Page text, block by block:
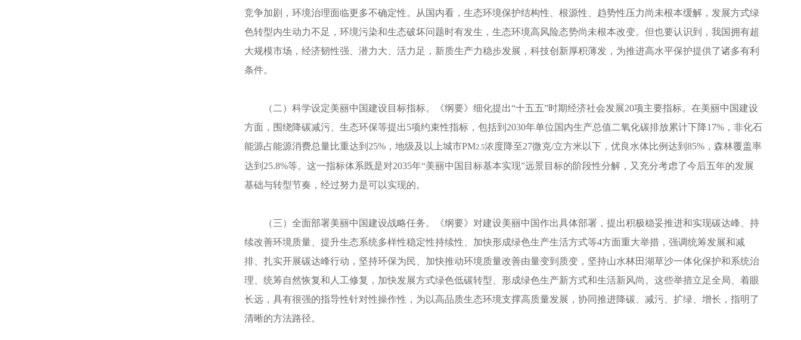
竞争加剧，环境治理面临更多不确定性。从国内看，生态环境保护结构性、根源性、趋势性压力尚未根本缓解，发展方式绿
色转型内生动力不足，环境污染和生态破坏问题时有发生，生态环境高风险态势尚未根本改变。但也要认识到，我国拥有超
大规模市场，经济韧性强、潜力大、活力足，新质生产力稳步发展，科技创新厚积薄发，为推进高水平保护提供了诸多有利
条件。
（二）科学设定美丽中国建设目标指标。《纲要》细化提出“十五五”时期经济社会发展20项主要指标。在美丽中国建设
方面，围绕降碳减污、生态环保等提出5项约束性指标，包括到2030年单位国内生产总值二氧化碳排放累计下降17%，非化石
能源占能源消费总量比重达到25%，地级及以上城市PM2.5浓度降至27微克/立方米以下，优良水体比例达到85%，森林覆盖率
达到25.8%等。这一指标体系既是对2035年“美丽中国目标基本实现”远景目标的阶段性分解，又充分考虑了今后五年的发展
基础与转型节奏，经过努力是可以实现的。
（三）全面部署美丽中国建设战略任务。《纲要》对建设美丽中国作出具体部署，提出积极稳妥推进和实现碳达峰、持
续改善环境质量、提升生态系统多样性稳定性持续性、加快形成绿色生产生活方式等4方面重大举措，强调统筹发展和减
排、扎实开展碳达峰行动，坚持环保为民、加快推动环境质量改善由量变到质变，坚持山水林田湖草沙一体化保护和系统治
理、统筹自然恢复和人工修复，加快发展方式绿色低碳转型、形成绿色生产新方式和生活新风尚。这些举措立足全局、着眼
长远，具有很强的指导性针对性操作性，为以高品质生态环境支撑高质量发展，协同推进降碳、减污、扩绿、增长，指明了
清晰的方法路径。